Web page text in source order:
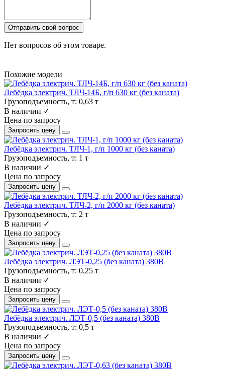
Отправить свой вопрос
Нет вопросов об этом товаре.
Похожие модели
Лебёдка электрич. ТЛЧ-14Б, г/п 630 кг (без каната)
Грузоподъемность, т: 0,63 т
В наличии ✓
Цена по запросу
Запросить цену
Лебёдка электрич. ТЛЧ-1, г/п 1000 кг (без каната)
Грузоподъемность, т: 1 т
В наличии ✓
Цена по запросу
Запросить цену
Лебёдка электрич. ТЛЧ-2, г/п 2000 кг (без каната)
Грузоподъемность, т: 2 т
В наличии ✓
Цена по запросу
Запросить цену
Лебёдка электрич. ЛЭТ-0,25 (без каната) 380В
Грузоподъемность, т: 0,25 т
В наличии ✓
Цена по запросу
Запросить цену
Лебёдка электрич. ЛЭТ-0,5 (без каната) 380В
Грузоподъемность, т: 0,5 т
В наличии ✓
Цена по запросу
Запросить цену